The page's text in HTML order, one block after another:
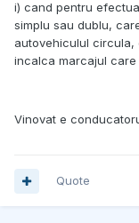
i) cand pentru
simplu sau dublu,
autovehiculul circula,
incalca marcajul care
Vinovat e
Quote